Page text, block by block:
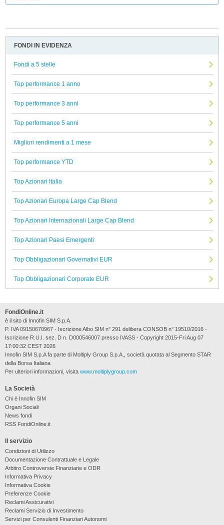
FONDI IN EVIDENZA
Fondi a 5 stelle
Top performance 1 anno
Top performance 3 anni
Top performance 5 anni
Migliori rendimenti a 1 mese
Top performance YTD
Top Azionari Italia
Top Azionari Europa Large Cap Blend
Top Azionari Internazionali Large Cap Blend
Top Azionari Paesi Emergenti
Top Obbligazionari Governativi EUR
Top Obbligazionari Corporate EUR
La Società
Chi è Innofin SIM
Organi Sociali
News fondi
RSS FondiOnline.it
Il servizio
Condizioni di Utilizzo
Documentazione Contrattuale e Legale
Arbitro Controversie Finanziarie e ODR
Informativa Privacy
Informativa Cookie
Preferenze Cookie
Reclami Assicurativi
Reclami Servizio di Investimento
Servizi per Consulenti Finanziari Autonomi
FondiOnline.it
è il sito di Innofin SIM S.p.A.
P. IVA 09150670967 - Iscrizione Albo SIM n° 291 delibera CONSOB n° 19510/2016 -
Iscrizione R.U.I. sez. D n. D000546007 presso IVASS - Copyright 2015-Fri Aug 07
17:00:32 CEST 2026
Innofin SIM S.p.A fa parte di Moltiply Group S.p.A., società quotata al Segmento STAR
della Borsa Italiana
Per ulteriori informazioni, visita www.moltiplygroup.com